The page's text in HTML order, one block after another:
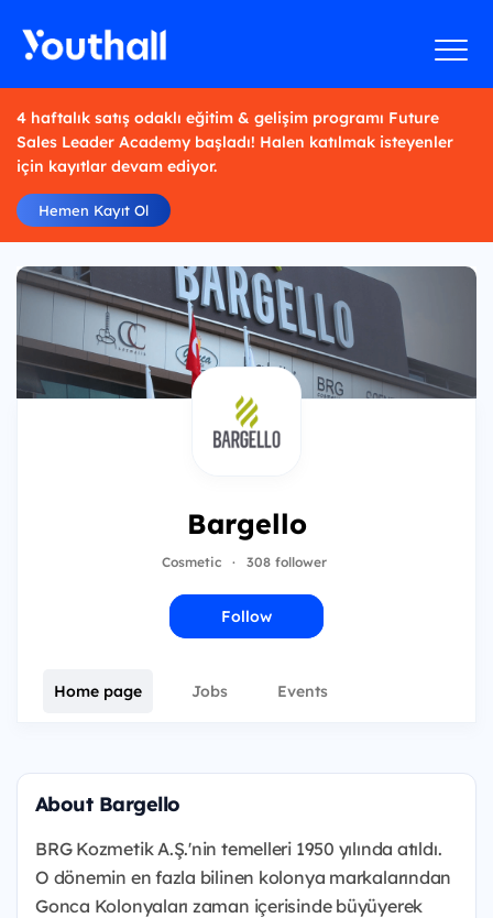
4 haftalık satış odaklı eğitim & gelişim programı Future
Sales Leader Academy başladı! Halen katılmak isteyenler
için kayıtlar devam ediyor.
Hemen Kayıt Ol
Bargello
Cosmetic · 308 follower
Follow
Home page Jobs Events
About Bargello
BRG Kozmetik A.Ş.'nin temelleri 1950 yılında atıldı.
O dönemin en fazla bilinen kolonya markalarından
Gonca Kolonyaları zaman içerisinde büyüyerek